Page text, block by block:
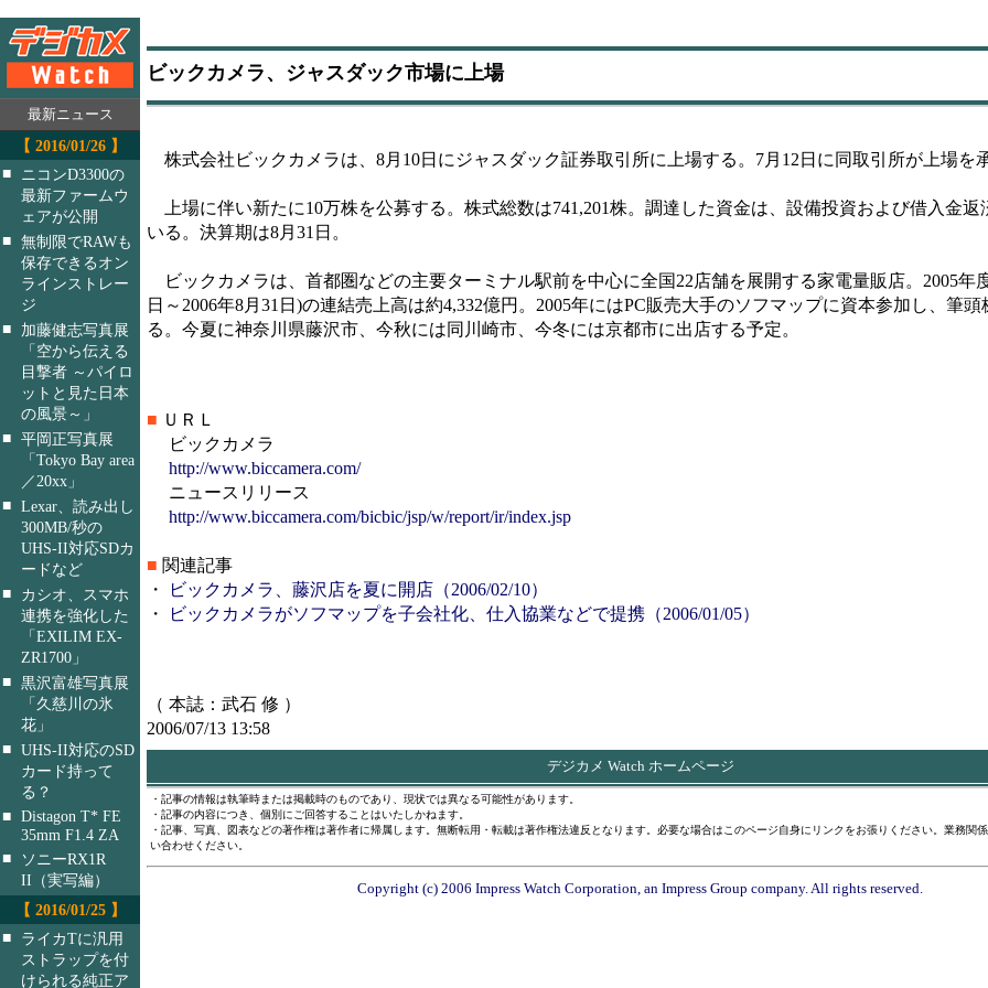
最新ニュース
【 2016/01/26 】
■
ニコンD3300の
最新ファームウ
ェアが公開
■ 無制限でRAWも
保存できるオン
ラインストレー
ジ
■
加藤健志写真展
「空から伝える
目撃者 ～パイロ
ットと見た日本
の風景～」
■ 平岡正写真展
「Tokyo Bay area
／20xx」
■ Lexar、読み出し
300MB/秒の
UHS-II対応SDカ
ードなど
■
カシオ、スマホ
連携を強化した
「EXILIM EX-
ZR1700」
■ 黒沢富雄写真展
「久慈川の氷
花」
■ UHS-II対応のSD
カード持って
る？
■ Distagon T* FE
35mm F1.4 ZA
■
ソニーRX1R
II（実写編）
【 2016/01/25 】
■
ライカTに汎用
ストラップを付
けられる純正ア
ビックカメラ、ジャスダック市場に上場
株式会社ビックカメラは、8月10日にジャスダック証券取引所に上場する。7月12日に同取引所が上場を
上場に伴い新たに10万株を公募する。株式総数は741,201株。調達した資金は、設備投資および借入金返
いる。決算期は8月31日。
ビックカメラは、首都圏などの主要ターミナル駅前を中心に全国22店舗を展開する家電量販店。2005年
日～2006年8月31日)の連結売上高は約4,332億円。2005年にはPC販売大手のソフマップに資本参加し、筆
る。今夏に神奈川県藤沢市、今秋には同川崎市、今冬には京都市に出店する予定。
■ ＵＲＬ
ビックカメラ
http://www.biccamera.com/
ニュースリリース
http://www.biccamera.com/bicbic/jsp/w/report/ir/index.jsp
■ 関連記事
・
ビックカメラ、藤沢店を夏に開店（2006/02/10）
・
ビックカメラがソフマップを子会社化、仕入協業などで提携（2006/01/05）
（ 本誌：武石 修 ）
2006/07/13 13:58
デジカメ Watch ホームページ
・記事の情報は執筆時または掲載時のものであり、現状では異なる可能性があります。
・記事の内容につき、個別にご回答することはいたしかねます。
・記事、写真、図表などの著作権は著作者に帰属します。無断転用・転載は著作権法違反となります。必要な場合はこのページ自身にリンクをお張りください。業務関
い合わせください。
Copyright (c) 2006 Impress Watch Corporation, an Impress Group company. All rights reserved.